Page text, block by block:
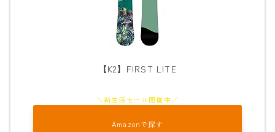
ROME
【K2】FIRST LITE
Amazonで探す